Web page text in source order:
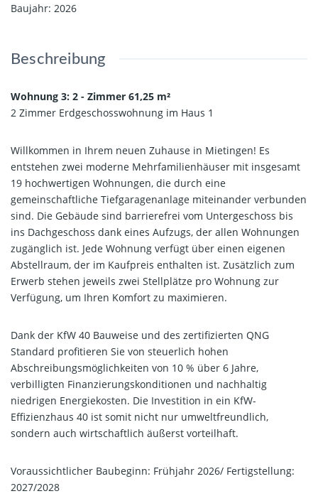
Baujahr: 2026
Beschreibung
Wohnung 3: 2 - Zimmer 61,25 m²
2 Zimmer Erdgeschosswohnung im Haus 1
Willkommen in Ihrem neuen Zuhause in Mietingen! Es
entstehen zwei moderne Mehrfamilienhäuser mit insgesamt
19 hochwertigen Wohnungen, die durch eine
gemeinschaftliche Tiefgaragenanlage miteinander verbunden
sind. Die Gebäude sind barrierefrei vom Untergeschoss bis
ins Dachgeschoss dank eines Aufzugs, der allen Wohnungen
zugänglich ist. Jede Wohnung verfügt über einen eigenen
Abstellraum, der im Kaufpreis enthalten ist. Zusätzlich zum
Erwerb stehen jeweils zwei Stellplätze pro Wohnung zur
Verfügung, um Ihren Komfort zu maximieren.
Dank der KfW 40 Bauweise und des zertifizierten QNG
Standard profitieren Sie von steuerlich hohen
Abschreibungsmöglichkeiten von 10 % über 6 Jahre,
verbilligten Finanzierungskonditionen und nachhaltig
niedrigen Energiekosten. Die Investition in ein KfW-
Effizienzhaus 40 ist somit nicht nur umweltfreundlich,
sondern auch wirtschaftlich äußerst vorteilhaft.
Voraussichtlicher Baubeginn: Frühjahr 2026/ Fertigstellung:
2027/2028